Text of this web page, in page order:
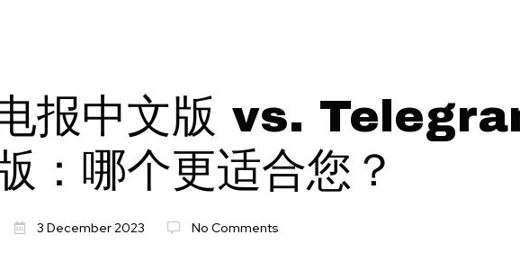
报中文版 vs.
：哪个更适合您？
3 December 2023 No Comments